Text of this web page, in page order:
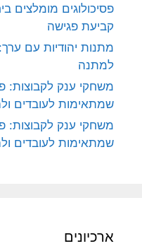
פסיכולוגים מומלצים
קביעת פגישה
מתנות יהודיות עם
למתנה
משחקי ענק לקבוצות:
שמתאימות לעובדים
משחקי ענק לקבוצות:
שמתאימות לעובדים
ארכיונים